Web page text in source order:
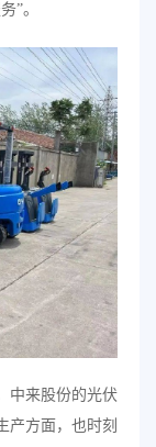
”。
中来股份的光伏
产方面，也时刻